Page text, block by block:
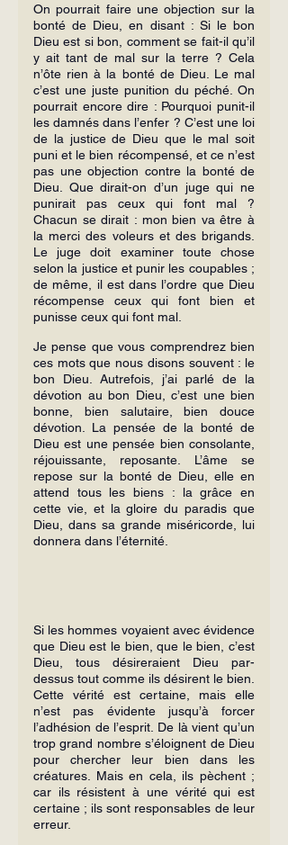
On pourrait faire une objection sur la
bonté de Dieu, en disant : Si le bon
Dieu est si bon, comment se fait-il qu’il
y ait tant de mal sur la terre ? Cela
n’ôte rien à la bonté de Dieu. Le mal
c’est une juste punition du péché. On
pourrait encore dire : Pourquoi punit-il
les damnés dans l’enfer ? C’est une loi
de la justice de Dieu que le mal soit
puni et le bien récompensé, et ce n’est
pas une objection contre la bonté de
Dieu. Que dirait-on d’un juge qui ne
punirait pas ceux qui font mal ?
Chacun se dirait : mon bien va être à
la merci des voleurs et des brigands.
Le juge doit examiner toute chose
selon la justice et punir les coupables ;
de même, il est dans l’ordre que Dieu
récompense ceux qui font bien et
punisse ceux qui font mal.
Je pense que vous comprendrez bien
ces mots que nous disons souvent : le
bon Dieu. Autrefois, j’ai parlé de la
dévotion au bon Dieu, c’est une bien
bonne, bien salutaire, bien douce
dévotion. La pensée de la bonté de
Dieu est une pensée bien consolante,
réjouissante, reposante. L’âme se
repose sur la bonté de Dieu, elle en
attend tous les biens : la grâce en
cette vie, et la gloire du paradis que
Dieu, dans sa grande miséricorde, lui
donnera dans l’éternité.
Si les hommes voyaient avec évidence
que Dieu est le bien, que le bien, c’est
Dieu, tous désireraient Dieu par-
dessus tout comme ils désirent le bien.
Cette vérité est certaine, mais elle
n’est pas évidente jusqu’à forcer
l’adhésion de l’esprit. De là vient qu’un
trop grand nombre s’éloignent de Dieu
pour chercher leur bien dans les
créatures. Mais en cela, ils pèchent ;
car ils résistent à une vérité qui est
certaine ; ils sont responsables de leur
erreur.